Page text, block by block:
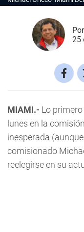
Por
25
MIAMI.- Lo
lunes en la
inesperada
comisionado
reelegirse en su